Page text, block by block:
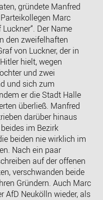
gründete Manfred
Marc
Der Name
den zweifelhaften
von Luckner, der in
hielt, wegen
und zwei
und sich zum
er die Stadt Halle
überließ. Manfred
darüber hinaus
im Bezirk
beiden nie wirklich im
Nach ein paar
auf der offenen
verschwanden beide
Gründern. Auch Marc
AfD Neukölln wieder, als